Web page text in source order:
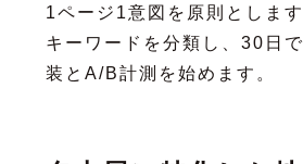
1ページ1意図を原則としま
キーワードを分類し、30日
装とA/B計測を始めます。